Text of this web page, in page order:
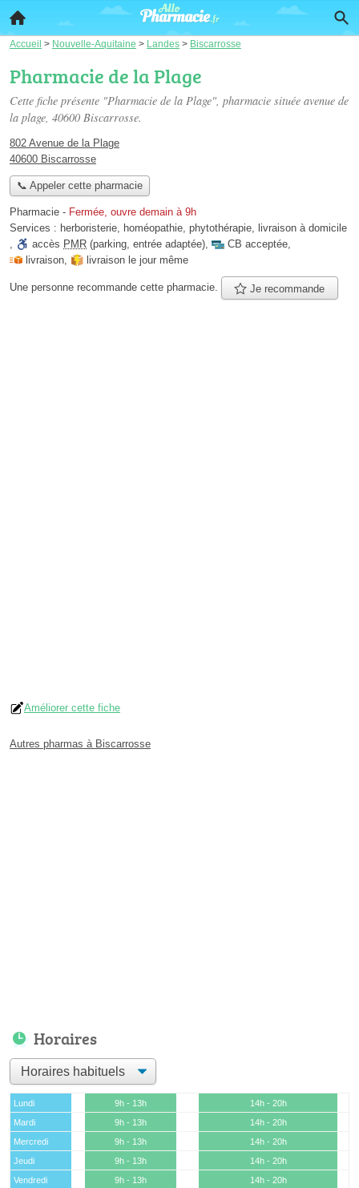
Accueil > Nouvelle-Aquitaine > Landes > Biscarrosse
Pharmacie de la Plage
Cette fiche présente "Pharmacie de la Plage", pharmacie située avenue de
la plage, 40600 Biscarrosse.
802 Avenue de la Plage
40600 Biscarrosse
📞 Appeler cette pharmacie
Pharmacie - Fermée, ouvre demain à 9h
Services : herboristerie, homéopathie, phytothérapie, livraison à domicile
,
accès PMR (parking, entrée adaptée), CB acceptée,
livraison, livraison le jour même
Une personne recommande cette pharmacie. Je recommande
Améliorer cette fiche
Autres pharmas à Biscarrosse
Horaires
Lundi 9h - 13h
14h - 20h
Mardi
9h - 13h
14h - 20h
Mercredi
9h - 13h
14h - 20h
Jeudi
9h - 13h
14h - 20h
Vendredi
9h - 13h
14h - 20h